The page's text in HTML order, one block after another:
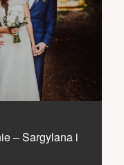
– Sargylana i